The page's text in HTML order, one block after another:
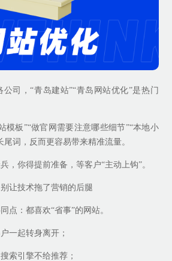
司，“青岛建站”“青岛网站优化”是热门
模板”“做官网需要注意哪些细节”“本地小
词，反而更容易带来精准流量。
，你得提前准备，等客户“主动上钩”。
让技术拖了营销的后腿
点：都喜欢“省事”的网站。
一起转身离开；
索引擎不给推荐；